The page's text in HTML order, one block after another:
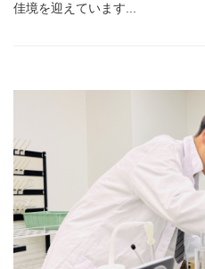
佳境を迎えています...